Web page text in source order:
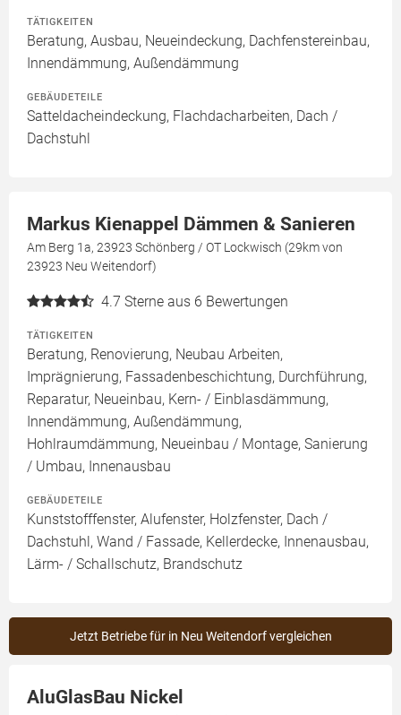
TÄTIGKEITEN
Beratung, Ausbau, Neueindeckung, Dachfenstereinbau,
Innendämmung, Außendämmung
GEBÄUDETEILE
Satteldacheindeckung, Flachdacharbeiten, Dach /
Dachstuhl
Markus Kienappel Dämmen & Sanieren
Am Berg 1a, 23923 Schönberg / OT Lockwisch (29km von
23923 Neu Weitendorf)
4.7 Sterne aus 6 Bewertungen
TÄTIGKEITEN
Beratung, Renovierung, Neubau Arbeiten,
Imprägnierung, Fassadenbeschichtung, Durchführung,
Reparatur, Neueinbau, Kern- / Einblasdämmung,
Innendämmung, Außendämmung,
Hohlraumdämmung, Neueinbau / Montage, Sanierung
/ Umbau, Innenausbau
GEBÄUDETEILE
Kunststofffenster, Alufenster, Holzfenster, Dach /
Dachstuhl, Wand / Fassade, Kellerdecke, Innenausbau,
Lärm- / Schallschutz, Brandschutz
Jetzt Betriebe für in Neu Weitendorf vergleichen
AluGlasBau Nickel